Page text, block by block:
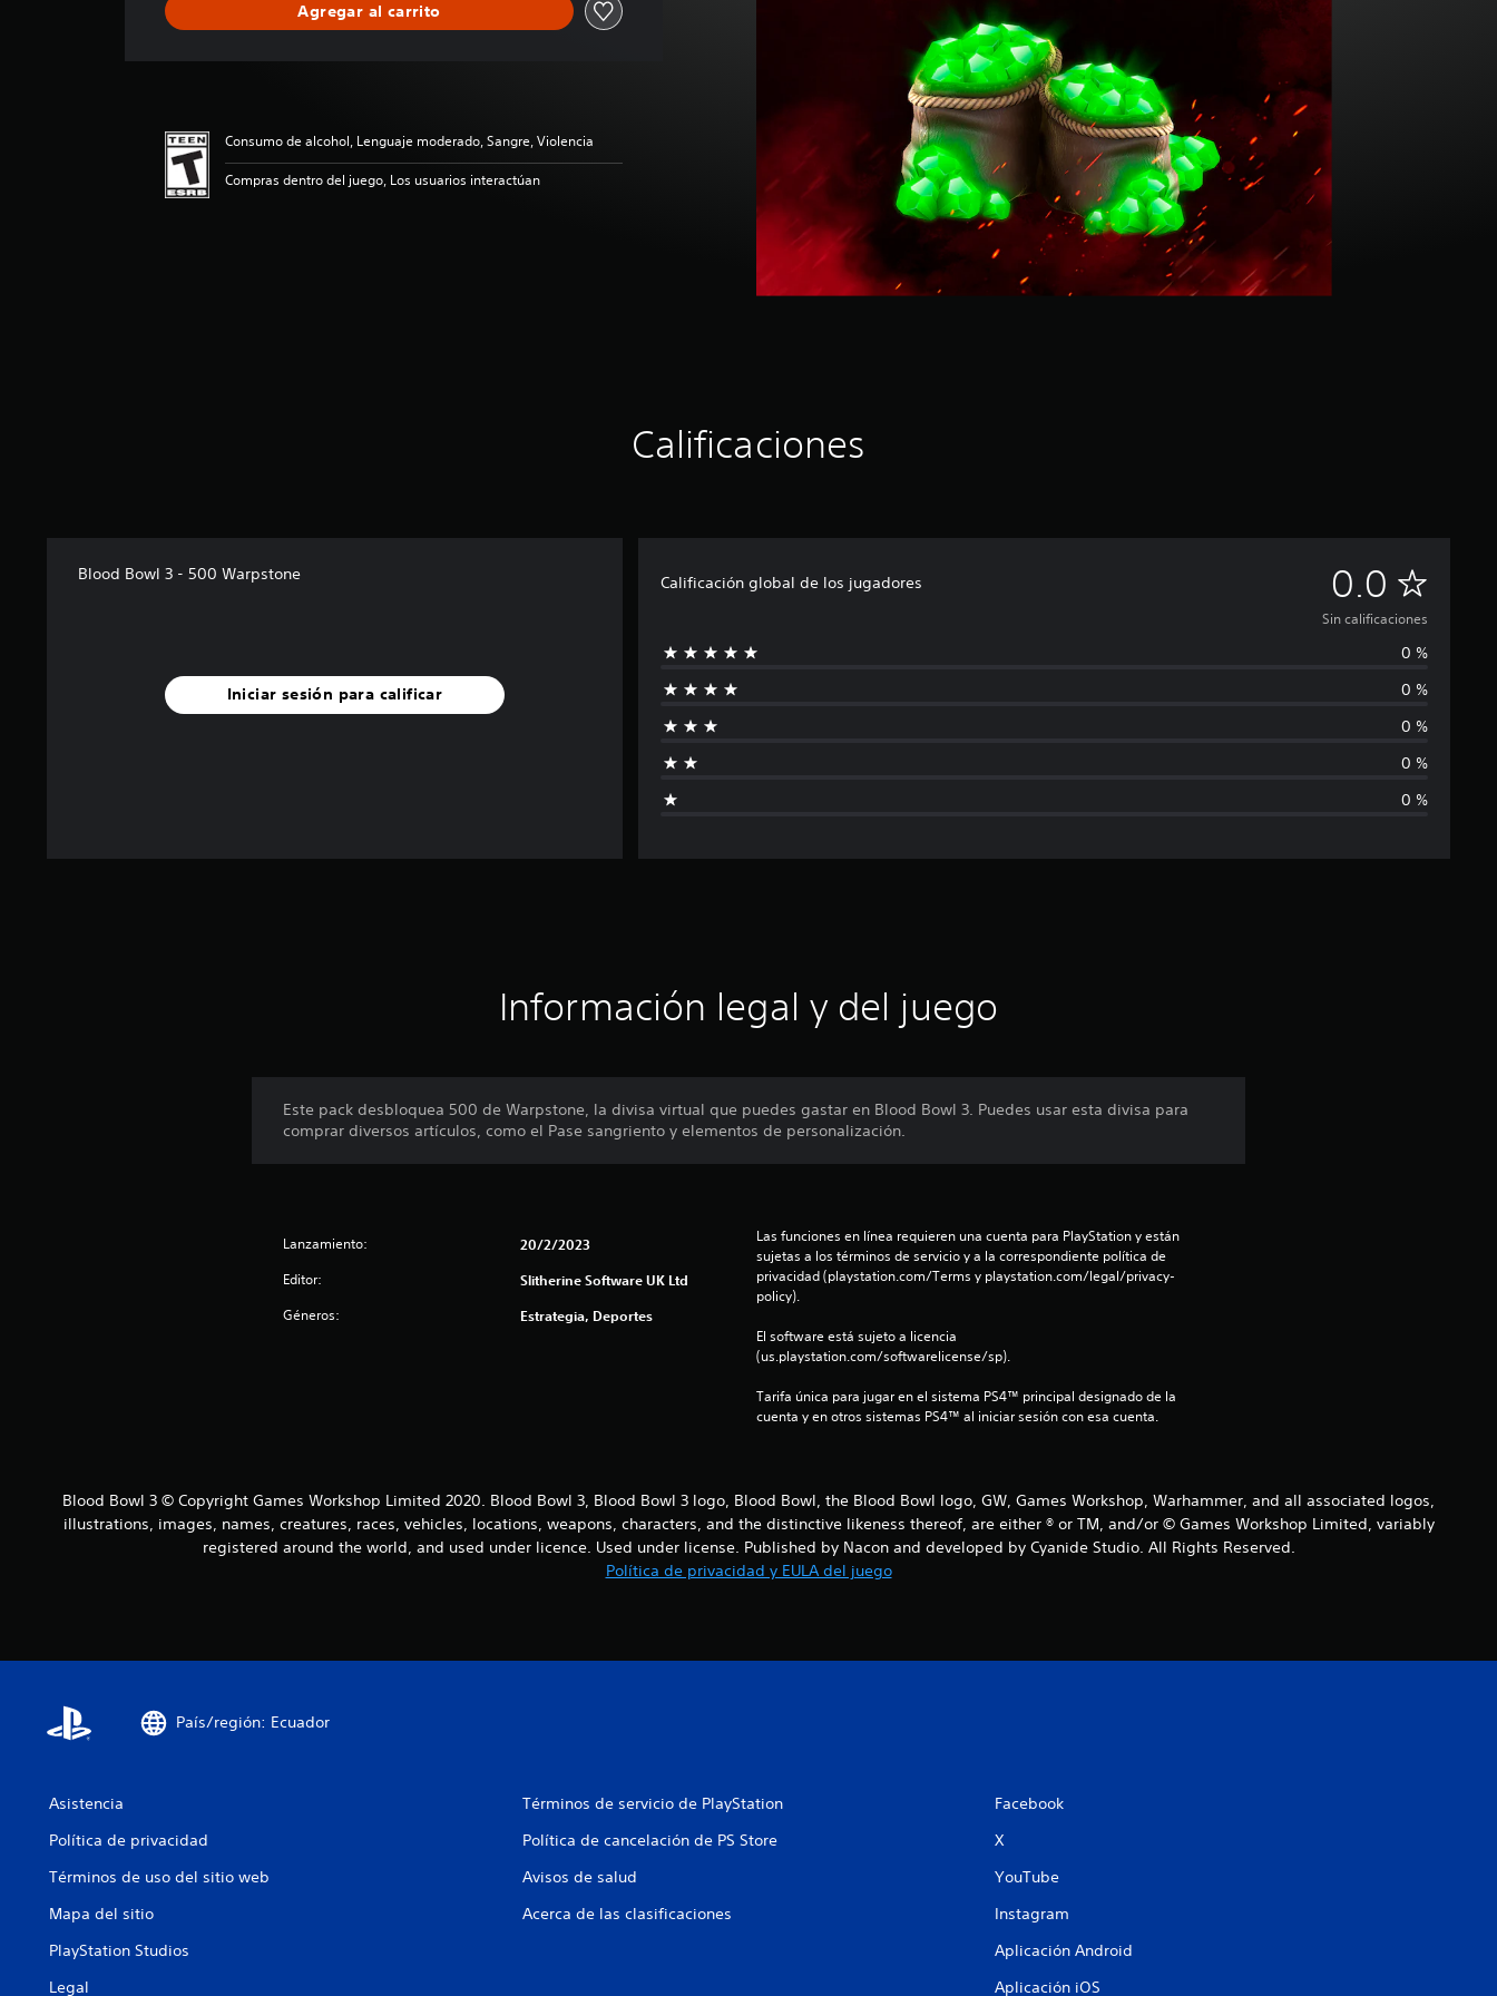
i
i
i
o
n
Agregar al carrito
Consumo de alcohol, Lenguaje moderado, Sangre, Violencia
Compras dentro del juego, Los usuarios interactúan
Calificaciones
Blood Bowl 3 - 500 Warpstone
Iniciar sesión para calificar
Calificación global de los jugadores 0.0 S
i
n
c
a
i
Sin calificaciones
0 %
0 %
0 %
0 %
0 %
Información legal y del juego
Este pack desbloquea 500 de Warpstone, la divisa virtual que puedes gastar en Blood Bowl 3. Puedes usar esta divisa para
comprar diversos artículos, como el Pase sangriento y elementos de personalización.
Lanzamiento: 20/2/2023
Editor: Slitherine Software UK Ltd
Géneros: Estrategia, Deportes
Las funciones en línea requieren una cuenta para PlayStation y están
sujetas a los términos de servicio y a la correspondiente política de
privacidad (playstation.com/Terms y playstation.com/legal/privacy-
policy).
El software está sujeto a licencia
(us.playstation.com/softwarelicense/sp).
Tarifa única para jugar en el sistema PS4™ principal designado de la
cuenta y en otros sistemas PS4™ al iniciar sesión con esa cuenta.
Blood Bowl 3 © Copyright Games Workshop Limited 2020. Blood Bowl 3, Blood Bowl 3 logo, Blood Bowl, the Blood Bowl logo, GW, Games Workshop, Warhammer, and all associated logos,
illustrations, images, names, creatures, races, vehicles, locations, weapons, characters, and the distinctive likeness thereof, are either ® or TM, and/or © Games Workshop Limited, variably
registered around the world, and used under licence. Used under license. Published by Nacon and developed by Cyanide Studio. All Rights Reserved.
Política de privacidad y EULA del juego
País/región: Ecuador
Asistencia
Política de privacidad
Términos de uso del sitio web
Mapa del sitio
PlayStation Studios
Legal
Términos de servicio de PlayStation
Política de cancelación de PS Store
Avisos de salud
Acerca de las clasificaciones
Facebook
X
YouTube
Instagram
Aplicación Android
Aplicación iOS